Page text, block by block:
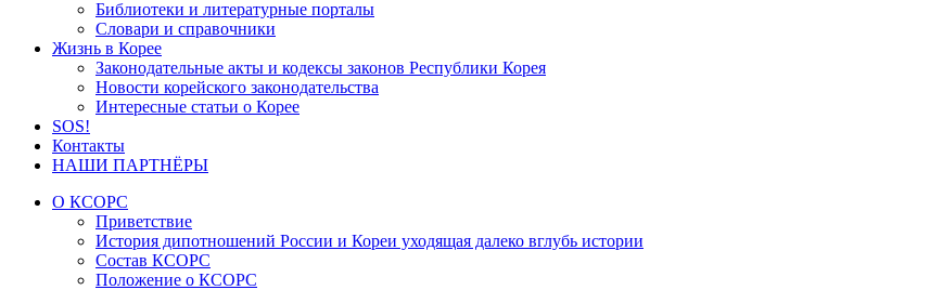
Библиотеки и литературные порталы
Словари и справочники
Жизнь в Корее
Законодательные акты и кодексы законов Республики Корея
Новости корейского законодательства
Интересные статьи о Корее
SOS!
Контакты
НАШИ ПАРТНЁРЫ
О КСОРС
Приветствие
История дипотношений России и Кореи уходящая далеко вглубь истории
Состав КСОРС
Положение о КСОРС